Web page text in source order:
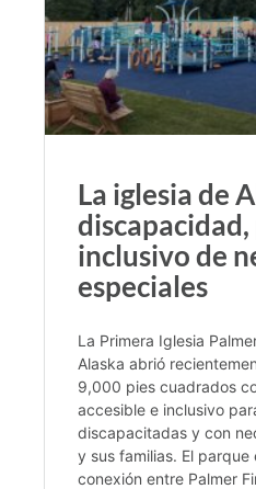
La iglesia de
inclusivo de
especiales
La Primera Iglesia
Alaska abrió
9,000 pies cuadrados
accesible e inclusivo
discapacitadas y con
y sus familias. El
conexión entre Palmer